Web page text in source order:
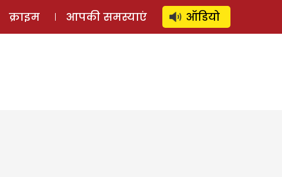
स्टोरी लॉग इन ⚲ SUBSCRIBE
क्राइम आपकी समस्याएं ऑडियो